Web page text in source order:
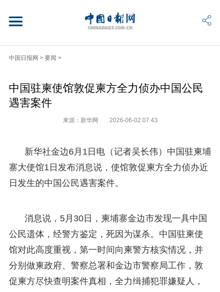
中国日报网 > 要闻 >
中国驻柬使馆敦促柬方全力侦办中国公民
遇害案件
来源：新华网 2026-06-02 07:43
新华社金边6月1日电（记者吴长伟）中国驻柬埔
寨大使馆1日发布消息说，使馆敦促柬方全力侦办近
日发生的中国公民遇害案件。
消息说，5月30日，柬埔寨金边市发现一具中国
公民遗体，经警方鉴定，死因为谋杀。中国驻柬使
馆对此高度重视，第一时间向柬警方核实情况，并
分别做柬政府、警察总署和金边市警察局工作，敦
促柬方尽快查明案件真相，全力缉捕犯罪嫌疑人，